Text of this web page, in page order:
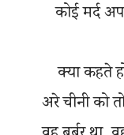
कोई मर्द
क्या कहते
अरे चीनी को